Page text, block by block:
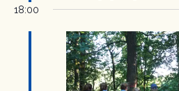
18:00